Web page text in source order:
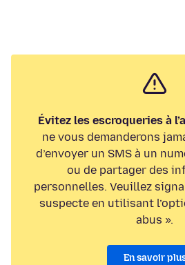
Évitez les escroqueries à
ne vous demanderons
d’envoyer un SMS à un
ou de partager des
personnelles. Veuillez
suspecte en utilisant
abus ».
En savoir